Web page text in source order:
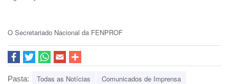
O Secretariado Nacional da FENPROF
Pasta: Todas as Notícias Comunicados de Imprensa